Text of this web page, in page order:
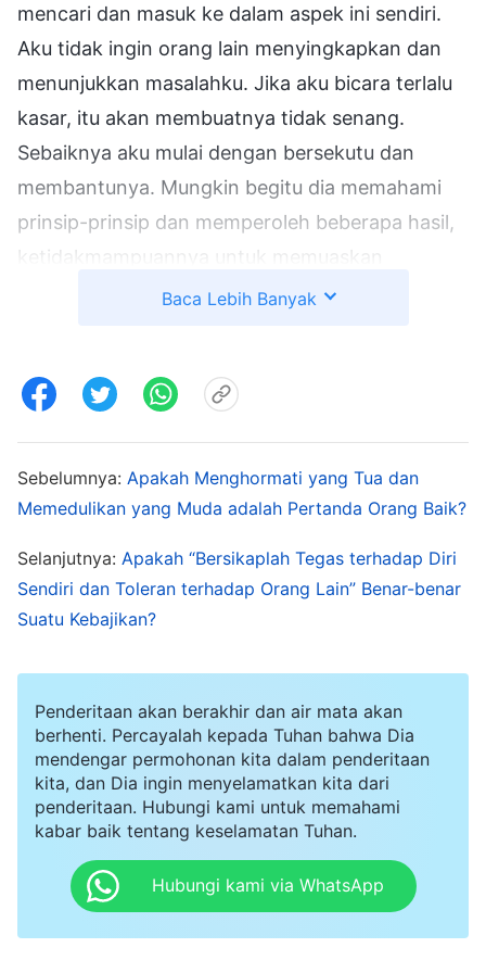
mencari dan masuk ke dalam aspek ini sendiri.
Aku tidak ingin orang lain menyingkapkan dan
menunjukkan masalahku. Jika aku bicara terlalu
kasar, itu akan membuatnya tidak senang.
Sebaiknya aku mulai dengan bersekutu dan
membantunya. Mungkin begitu dia memahami
prinsip-prinsip dan memperoleh beberapa hasil,
ketidakmampuannya untuk memuaskan
keinginannya terhadap harga diri dan status
masalah yang dimilikinya. Kemudian aku
orang lain dengan cara yang meremehkan dan
kadang dia menyerang dan mengucilkan orang-
orang yang berbeda pandangan. Ketika masalah
merenung dan mencoba mengelak dari
tanggung jawab, dan dia tidak mendapatkan
hasil apa pun dalam tugasnya. Sesuai dengan
prinsip-prinsip, dia harus diberhentikan. Kupikir
melakukan hal itu mungkin akan menyinggung
perasaannya, jadi aku melaporkan situasinya
kepada seorang pemimpin. Namun pemimpin
terlalu sibuk untuk datang, sehingga dia
Baca Lebih Banyak
Sebelumnya: Apakah Menghormati yang Tua dan
Memedulikan yang Muda adalah Pertanda Orang Baik?
Selanjutnya: Apakah “Bersikaplah Tegas terhadap Diri
Sendiri dan Toleran terhadap Orang Lain” Benar-benar
Suatu Kebajikan?
Penderitaan akan berakhir dan air mata akan
berhenti. Percayalah kepada Tuhan bahwa Dia
mendengar permohonan kita dalam penderitaan
kita, dan Dia ingin menyelamatkan kita dari
penderitaan. Hubungi kami untuk memahami
kabar baik tentang keselamatan Tuhan.
Hubungi kami via WhatsApp